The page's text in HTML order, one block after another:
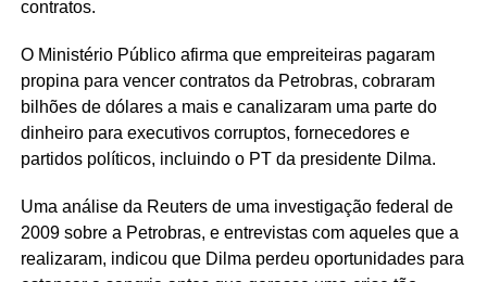
contratos.
O Ministério Público afirma que empreiteiras pagaram
propina para vencer contratos da Petrobras, cobraram
bilhões de dólares a mais e canalizaram uma parte do
dinheiro para executivos corruptos, fornecedores e
partidos políticos, incluindo o PT da presidente Dilma.
Uma análise da Reuters de uma investigação federal de
2009 sobre a Petrobras, e entrevistas com aqueles que a
realizaram, indicou que Dilma perdeu oportunidades para